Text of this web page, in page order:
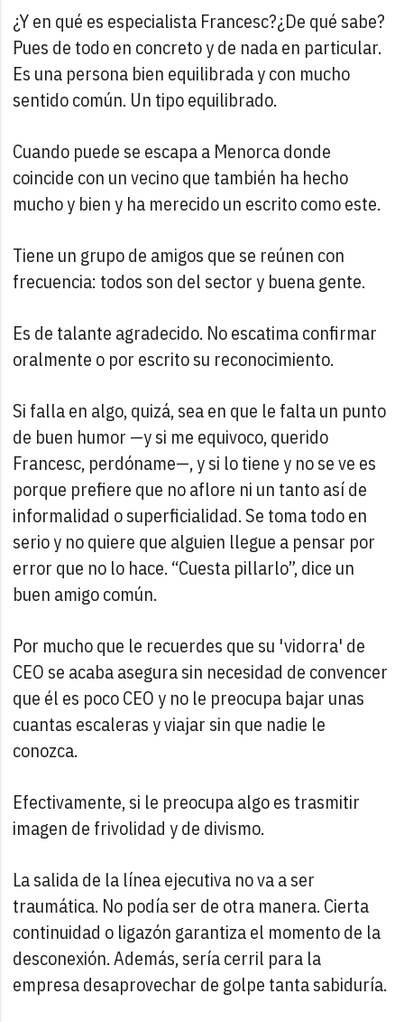
¿Y en qué es especialista Francesc?¿De qué sabe?
Pues de todo en concreto y de nada en particular.
Es una persona bien equilibrada y con mucho
sentido común. Un tipo equilibrado.
Cuando puede se escapa a Menorca donde
coincide con un vecino que también ha hecho
mucho y bien y ha merecido un escrito como este.
Tiene un grupo de amigos que se reúnen con
frecuencia: todos son del sector y buena gente.
Es de talante agradecido. No escatima confirmar
oralmente o por escrito su reconocimiento.
Si falla en algo, quizá, sea en que le falta un punto
de buen humor —y si me equivoco, querido
Francesc, perdóname—, y si lo tiene y no se ve es
porque prefiere que no aflore ni un tanto así de
informalidad o superficialidad. Se toma todo en
serio y no quiere que alguien llegue a pensar por
error que no lo hace. “Cuesta pillarlo”, dice un
buen amigo común.
Por mucho que le recuerdes que su 'vidorra' de
CEO se acaba asegura sin necesidad de convencer
que él es poco CEO y no le preocupa bajar unas
cuantas escaleras y viajar sin que nadie le
conozca.
Efectivamente, si le preocupa algo es trasmitir
imagen de frivolidad y de divismo.
La salida de la línea ejecutiva no va a ser
traumática. No podía ser de otra manera. Cierta
continuidad o ligazón garantiza el momento de la
desconexión. Además, sería cerril para la
empresa desaprovechar de golpe tanta sabiduría.